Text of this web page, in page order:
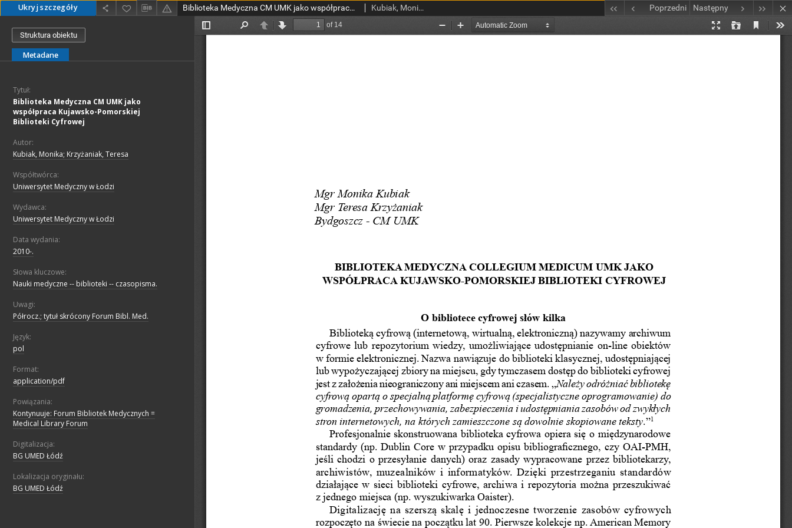
Ukryj szczegóły Biblioteka Medyczna CM UMK jako współpraca Kujawsko-Pomorskiej Biblioteki Cyfrowej Kubiak, Monika; Krzyżaniak, Teresa Poprzedni Następny
Struktura obiektu
Metadane
Tytuł:
Biblioteka Medyczna CM UMK jako
współpraca Kujawsko-Pomorskiej
Biblioteki Cyfrowej
Autor:
Kubiak, Monika; Krzyżaniak, Teresa
Współtwórca:
Uniwersytet Medyczny w Łodzi
Wydawca:
Uniwersytet Medyczny w Łodzi
Data wydania:
2010-.
Słowa kluczowe:
Nauki medyczne -- biblioteki -- czasopisma.
Uwagi:
Półrocz.; tytuł skrócony Forum Bibl. Med.
Język:
pol
Format:
application/pdf
Powiązania:
Kontynuuje: Forum Bibliotek Medycznych =
Medical Library Forum
Digitalizacja:
BG UMED Łódź
Lokalizacja oryginału:
BG UMED Łódź